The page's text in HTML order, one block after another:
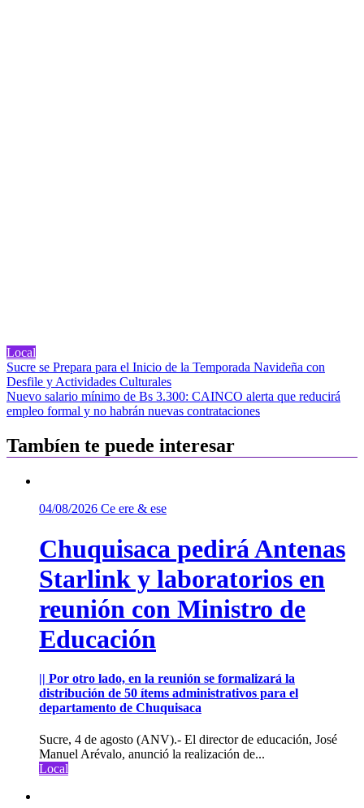
Local
Navegación
de
entradas
Sucre se Prepara para el Inicio de la Temporada Navideña con
Desfile y Actividades Culturales
Nuevo salario mínimo de Bs 3.300: CAINCO alerta que reducirá
empleo formal y no habrán nuevas contrataciones
Tambíen te puede interesar
04/08/2026 Ce ere & ese
Chuquisaca pedirá Antenas
Starlink y laboratorios en
reunión con Ministro de
Educación
|| Por otro lado, en la reunión se formalizará la
distribución de 50 ítems administrativos para el
departamento de Chuquisaca
Sucre, 4 de agosto (ANV).- El director de educación, José
Manuel Arévalo, anunció la realización de...
Local